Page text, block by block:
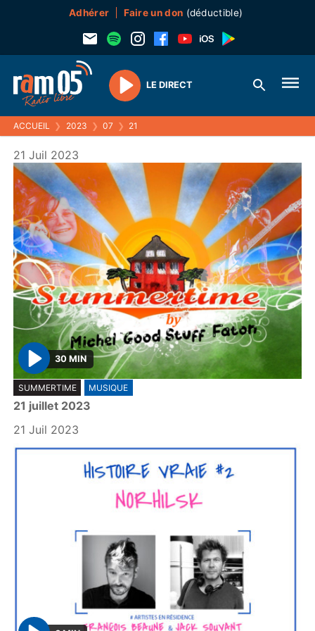
Adhérer Faire un don (déductible)
Play
LE DIRECT
ACCUEIL ❯ 2023 ❯ 07 ❯ 21
21 Juil 2023
P
l
a
y
30 MIN
SUMMERTIME MUSIQUE
21 juillet 2023
21 Juil 2023